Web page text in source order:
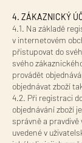
4. ZÁKAZNICKÝ
4.1. Na základě
v internetovém
přistupovat do
svého
provádět
objednávat zboží
4.2. Při registraci
objednávání zboží
správně a pravdivě
uvedené v